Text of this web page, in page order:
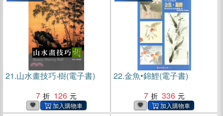
21.山水畫技巧‧樹(電子書)
7
126
22.金魚•錦鯉(電子書)
7
336